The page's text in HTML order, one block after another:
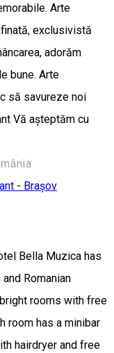
Arte
exclusivistă
adorăm
bune. Arte
să savureze noi
Vă așteptăm cu
- Brașov
Bella Muzica has
Romanian
rooms with free
room has a minibar
hairdryer and free